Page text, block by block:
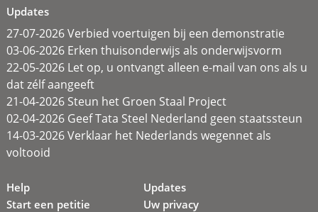
Updates
27-07-2026 Verbied voertuigen bij een demonstratie
03-06-2026 Erken thuisonderwijs als onderwijsvorm
22-05-2026 Let op, u ontvangt alleen e-mail van ons als u
dat zélf aangeeft
21-04-2026 Steun het Groen Staal Project
02-04-2026 Geef Tata Steel Nederland geen staatssteun
14-03-2026 Verklaar het Nederlands wegennet als
voltooid
Help
Start een petitie
Updates
Uw privacy